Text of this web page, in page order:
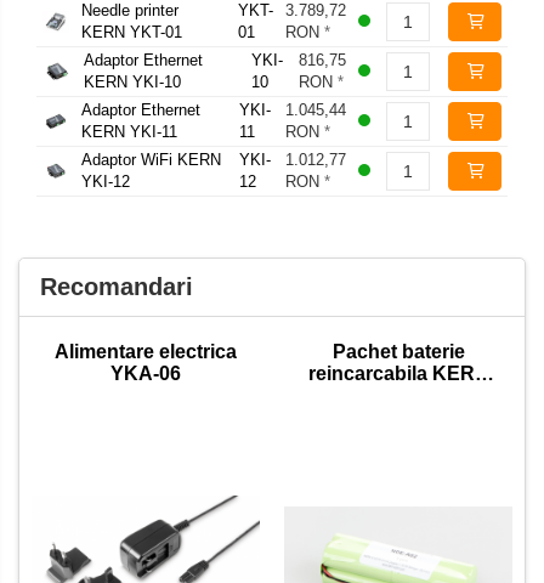
Needle printer
KERN YKT-01
YKT-
01
3.789,72
RON *
Adaptor Ethernet
KERN YKI-10
YKI-
10
816,75
RON*
Adaptor Ethernet
KERN YKI-11
YKI-
11
1.045,44
RON *
Adaptor WiFi KERN
YKI-12
YKI-
12
1.012,77
RON *
Recomandari
Alimentare electrica
YKA-06
Pachet baterie
reincarcabila KERN